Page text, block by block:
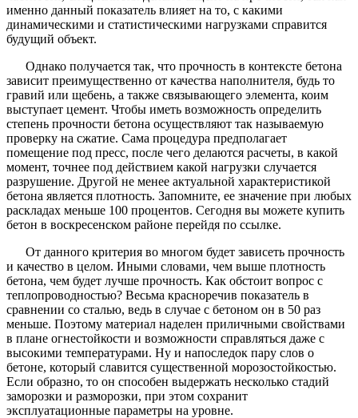
именно данный показатель влияет на то, с какими
динамическими и статистическими нагрузками справится
будущий объект.
Однако получается так, что прочность в контексте бетона
зависит преимущественно от качества наполнителя, будь то
гравий или щебень, а также связывающего элемента, коим
выступает цемент. Чтобы иметь возможность определить
степень прочности бетона осуществляют так называемую
проверку на сжатие. Сама процедура предполагает
помещение под пресс, после чего делаются расчеты, в какой
момент, точнее под действием какой нагрузки случается
разрушение. Другой не менее актуальной характеристикой
бетона является плотность. Запомните, ее значение при любых
раскладах меньше 100 процентов. Сегодня вы можете купить
бетон в воскресенском районе перейдя по ссылке.
От данного критерия во многом будет зависеть прочность
и качество в целом. Иными словами, чем выше плотность
бетона, чем будет лучше прочность. Как обстоит вопрос с
теплопроводностью? Весьма красноречив показатель в
сравнении со сталью, ведь в случае с бетоном он в 50 раз
меньше. Поэтому материал наделен приличными свойствами
в плане огнестойкости и возможности справляться даже с
высокими температурами. Ну и напоследок пару слов о
бетоне, который славится существенной морозостойкостью.
Если образно, то он способен выдержать несколько стадий
заморозки и разморозки, при этом сохранит
эксплуатационные параметры на уровне.